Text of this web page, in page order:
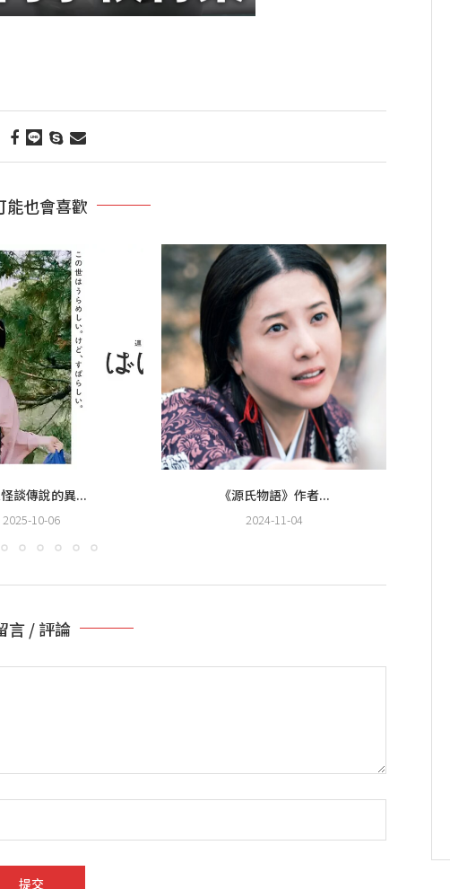
能也會喜歡
談傳說的異...
2025-10-06
《源氏物語》作者...
2024-11-04
言 / 評論